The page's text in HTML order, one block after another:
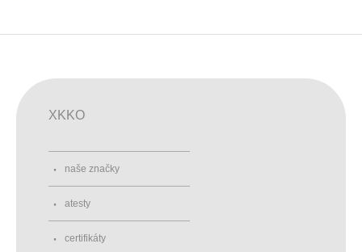
XKKO
naše značky
atesty
certifikáty